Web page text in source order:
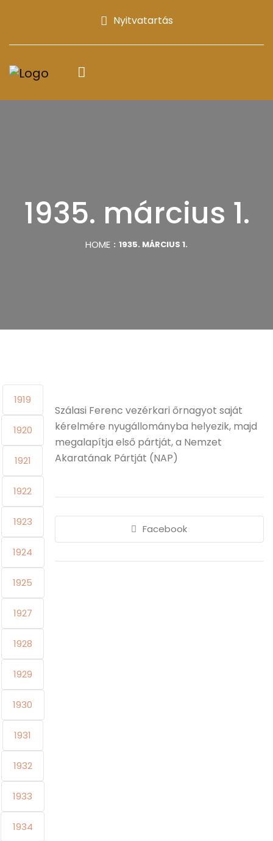
Nyitvatartás
1935. március 1.
HOME 1935. MÁRCIUS 1.
1919
1920
1921
1922
1923
1924
1925
1927
1928
1929
1930
1931
1932
1933
1934
Szálasi Ferenc vezérkari őrnagyot saját
kérelmére nyugállományba helyezik, majd
megalapítja első pártját, a Nemzet
Akaratának Pártját (NAP)
Facebook